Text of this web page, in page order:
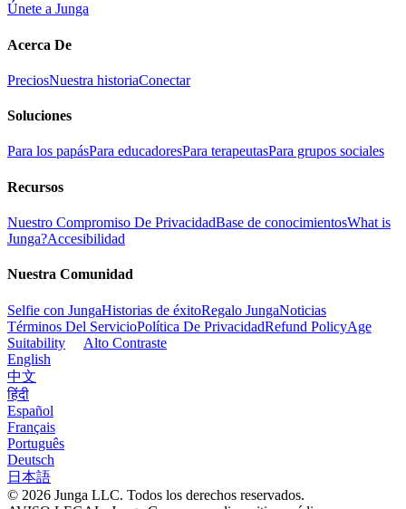
Únete a Junga
Acerca De
PreciosNuestra historiaConectar
Soluciones
Para los papásPara educadoresPara terapeutasPara grupos sociales
Recursos
Nuestro Compromiso De PrivacidadBase de conocimientosWhat is
Junga?Accesibilidad
Nuestra Comunidad
Selfie con JungaHistorias de éxitoRegalo JungaNoticias
Términos Del ServicioPolítica De PrivacidadRefund PolicyAge
Suitability
Alto Contraste
English
中文
हिंदी
Español
Français
Português
Deutsch
日本語
© 2026 Junga LLC. Todos los derechos reservados.